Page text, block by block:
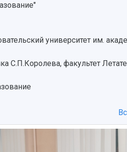
университет им.
С.П.Королева, факультет